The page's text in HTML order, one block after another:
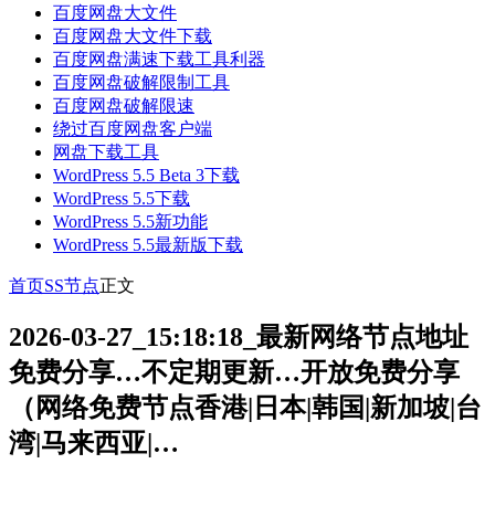
百度网盘大文件
百度网盘大文件下载
百度网盘满速下载工具利器
百度网盘破解限制工具
百度网盘破解限速
绕过百度网盘客户端
网盘下载工具
WordPress 5.5 Beta 3下载
WordPress 5.5下载
WordPress 5.5新功能
WordPress 5.5最新版下载
首页SS节点正文
2026-03-27_15:18:18_最新网络节点地址
免费分享…不定期更新…开放免费分享
（网络免费节点香港|日本|韩国|新加坡|台
湾|马来西亚|…